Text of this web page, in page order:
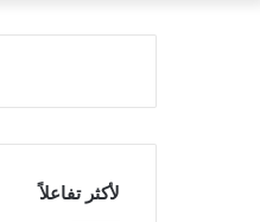
لأكثر تفاعلاً